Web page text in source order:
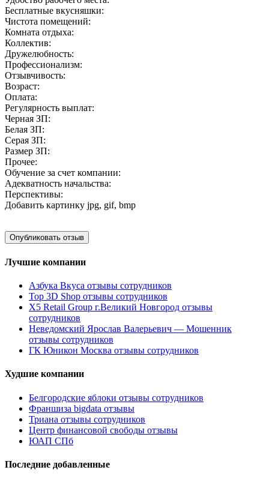
Бесплатные вкусняшки:
Чистота помещений:
Комната отдыха:
Коллектив:
Дружелюбность:
Профессионализм:
Отзывчивость:
Возраст:
Оплата:
Регулярность выплат:
Черная ЗП:
Белая ЗП:
Серая ЗП:
Размер ЗП:
Прочее:
Обучение за счет компании:
Адекватность начальства:
Перспективы:
Добавить картинку jpg, gif, bmp
Лучшие компании
Азбука Вкуса отзывы сотрудников
Top 3D Shop отзывы сотрудников
X5 Retail Group г.Великий Новгород отзывы
сотрудников
Неведомский Ярослав Валерьевич — Мошенник
отзывы сотрудников
ГК Юникон Москва отзывы сотрудников
Худшие компании
Белгородские яблоки отзывы сотрудников
Франшиза bigdata отзывы
Триана отзывы сотрудников
Центр финансовой свободы отзывы
ЮАП СПб
Последние добавленные